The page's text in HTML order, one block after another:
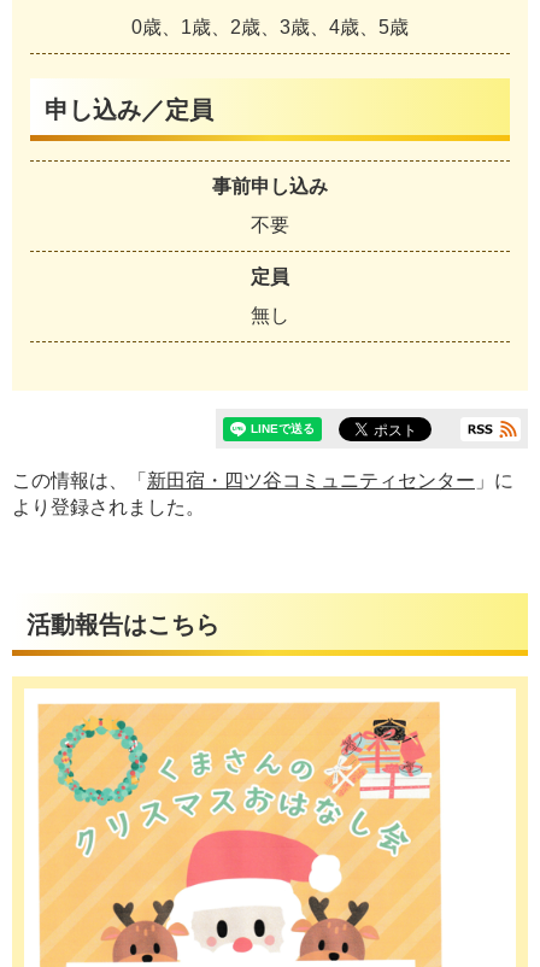
0歳、1歳、2歳、3歳、4歳、5歳
申し込み／定員
事前申し込み
不要
定員
無し
この情報は、「 新田宿・四ツ谷コミュニティセンター 」に
より登録されました。
活動報告はこちら